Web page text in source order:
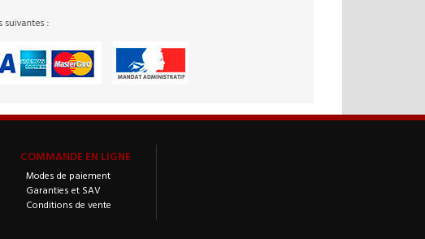
COMMANDE EN LIGNE
Modes de paiement
Garanties et SAV
Conditions de vente